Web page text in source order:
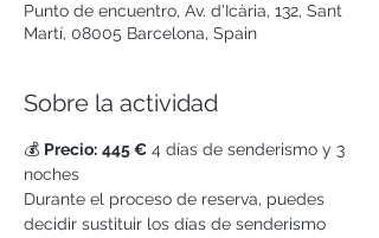
Punto de encuentro, Av. d'Icària, 132, Sant
Martí, 08005 Barcelona, Spain
Sobre la actividad
💰 Precio: 445 € 4 días de senderismo y 3
noches
Durante el proceso de reserva, puedes
decidir sustituir los días de senderismo